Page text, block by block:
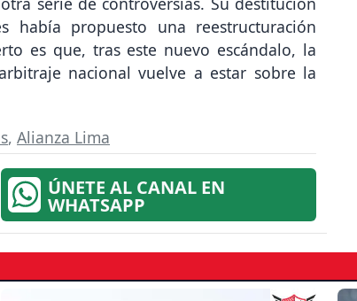
había propuesto una reestructuración
es que, tras este nuevo escándalo, la
nacional vuelve a estar sobre la
, Alianza Lima
ÚNETE AL CANAL EN
WHATSAPP